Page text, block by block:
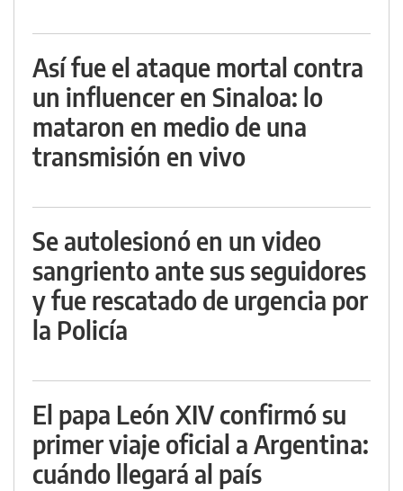
Así fue el ataque mortal contra
un influencer en Sinaloa: lo
mataron en medio de una
transmisión en vivo
Se autolesionó en un video
sangriento ante sus seguidores
y fue rescatado de urgencia por
la Policía
El papa León XIV confirmó su
primer viaje oficial a Argentina:
cuándo llegará al país